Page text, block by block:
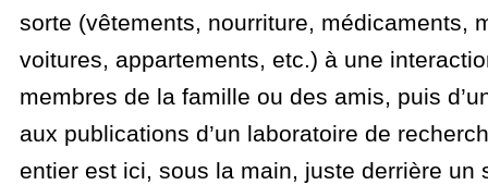
sorte (vêtements, nourriture, médicaments,
voitures, appartements, etc.) à une
membres de la famille ou des amis, puis
aux publications d’un laboratoire de
entier est ici, sous la main, juste derrière un